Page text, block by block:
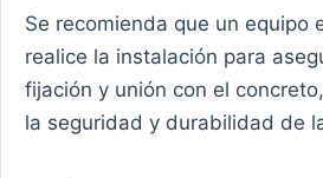
Se recomienda que un equipo
realice la instalación para
fijación y unión con el
la seguridad y durabilidad de